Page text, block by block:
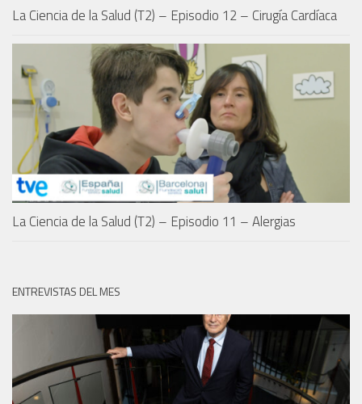
La Ciencia de la Salud (T2) – Episodio 12 – Cirugía Cardíaca
La Ciencia de la Salud (T2) – Episodio 11 – Alergias
ENTREVISTAS DEL MES